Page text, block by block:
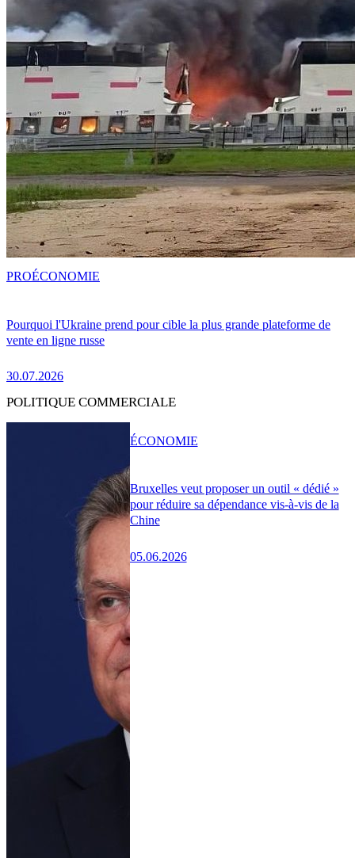
Pourquoi l'Ukraine prend pour cible la plus grande plateforme de
vente en ligne russe
30.07.2026
PROÉCONOMIE
POLITIQUE COMMERCIALE
Bruxelles veut proposer un outil « dédié »
pour réduire sa dépendance vis-à-vis de la
Chine
05.06.2026
ÉCONOMIE